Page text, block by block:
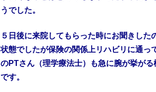
うでした。
５日後に来院してもらった時にお聞きし
状態でしたが保険の関係上リハビリに通っ
のPTさん（理学療法士）も急に腕が挙が
です。